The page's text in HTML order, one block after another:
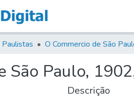
O Commercio de São
São Paulo,
Descrição